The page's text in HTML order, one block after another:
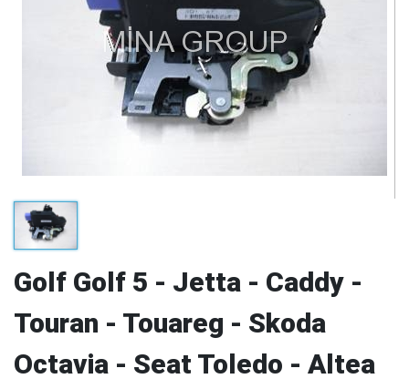
Golf Golf 5 - Jetta - Caddy -
Touran - Touareg - Skoda
Octavia - Seat Toledo - Altea